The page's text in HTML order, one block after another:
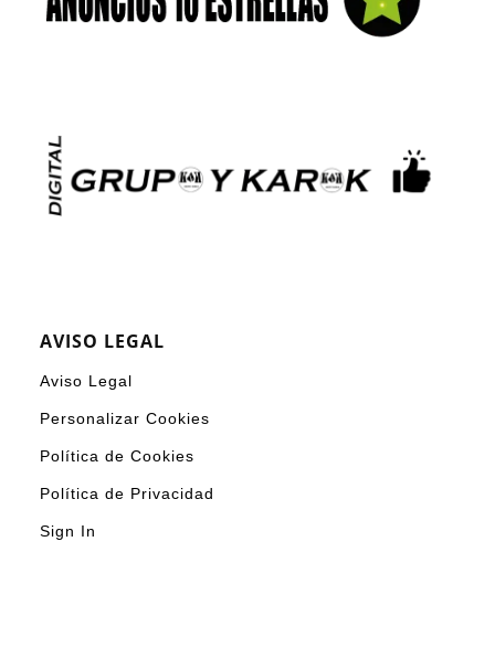
AVISO LEGAL
Aviso Legal
Personalizar Cookies
Política de Cookies
Política de Privacidad
Sign In